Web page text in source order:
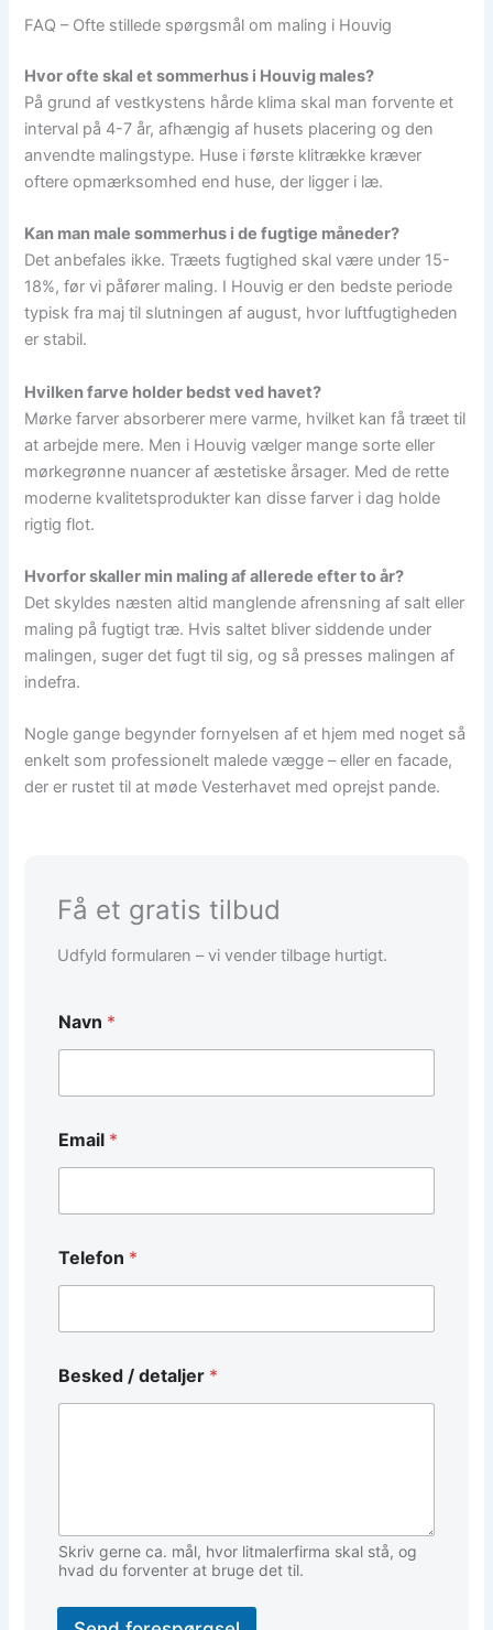
FAQ – Ofte stillede spørgsmål om maling i Houvig
Hvor ofte skal et sommerhus i Houvig males?
På grund af vestkystens hårde klima skal man forvente et
interval på 4-7 år, afhængig af husets placering og den
anvendte malingstype. Huse i første klitrække kræver
oftere opmærksomhed end huse, der ligger i læ.
Kan man male sommerhus i de fugtige måneder?
Det anbefales ikke. Træets fugtighed skal være under 15-
18%, før vi påfører maling. I Houvig er den bedste periode
typisk fra maj til slutningen af august, hvor luftfugtigheden
er stabil.
Hvilken farve holder bedst ved havet?
Mørke farver absorberer mere varme, hvilket kan få træet til
at arbejde mere. Men i Houvig vælger mange sorte eller
mørkegrønne nuancer af æstetiske årsager. Med de rette
moderne kvalitetsprodukter kan disse farver i dag holde
rigtig flot.
Hvorfor skaller min maling af allerede efter to år?
Det skyldes næsten altid manglende afrensning af salt eller
maling på fugtigt træ. Hvis saltet bliver siddende under
malingen, suger det fugt til sig, og så presses malingen af
indefra.
Nogle gange begynder fornyelsen af et hjem med noget så
enkelt som professionelt malede vægge – eller en facade,
der er rustet til at møde Vesterhavet med oprejst pande.
Få et gratis tilbud
Udfyld formularen – vi vender tilbage hurtigt.
Navn *
m
a
l
a
v
n
m
i
Email *
Telefon *
Besked / detaljer *
Skriv gerne ca. mål, hvor litmalerfirma skal stå, og
hvad du forventer at bruge det til.